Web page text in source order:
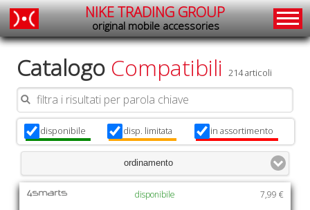
NIKE TRADING GROUP
original mobile accessories
Catalogo Compatibili 214 articoli
disponibile
x
disp. limitata
x
in assortimento
x
ordinamento
7,99 €
disponibile